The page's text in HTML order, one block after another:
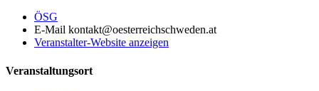
ÖSG
E-Mail kontakt@oesterreichschweden.at
Veranstalter-Website anzeigen
Veranstaltungsort